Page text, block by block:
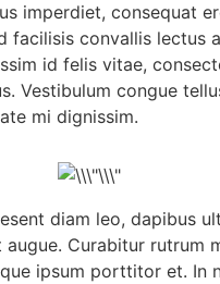
imperdiet, consequat
facilisis convallis lectus
id felis vitae,
Vestibulum congue
mi dignissim.
diam leo, dapibus
Curabitur rutrum
ipsum porttitor et. In